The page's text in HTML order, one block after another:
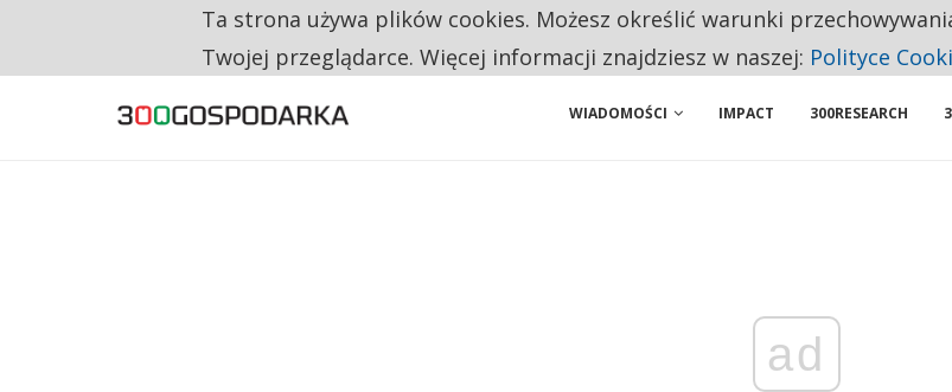
RESTRYKCJE CHIN UDERZAJĄ W EUROPEJSKI PRZEMYSŁ. NA LIŚCIE SĄ DWA PODMIOTY Z POLSKI
WIADOMOŚCI IMPACT 300RESEARCH
ad
Ta strona używa plików cookies. Możesz określić warunki
Twojej przeglądarce. Więcej informacji znajdziesz w naszej: Polityce